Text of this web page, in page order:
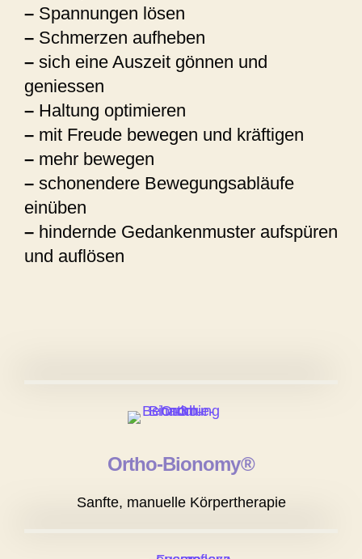
– Spannungen lösen
– Schmerzen aufheben
– sich eine Auszeit gönnen und
geniessen
– Haltung optimieren
– mit Freude bewegen und kräftigen
– mehr bewegen
– schonendere Bewegungsabläufe
einüben
– hindernde Gedankenmuster aufspüren
und auflösen
Ortho-Bionomy®
Sanfte, manuelle Körpertherapie